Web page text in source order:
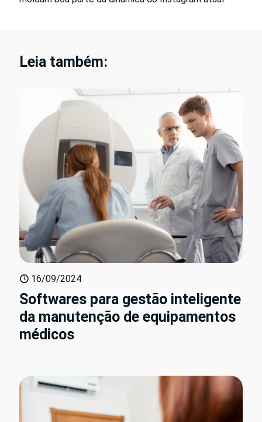
Leia também:
16/09/2024
Softwares para gestão inteligente
da manutenção de equipamentos
médicos